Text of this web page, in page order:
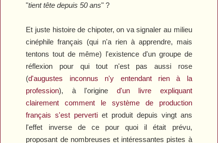
"tient tête depuis 50 ans" ?
Et juste histoire de chipoter, on va signaler au milieu
cinéphile français (qui n'a rien à apprendre, mais
tentons tout de même) l'existence d'un groupe de
réflexion pour qui tout n'est pas aussi rose
(d'augustes inconnus n'y entendant rien à la
profession), à l'origine d'un livre expliquant
clairement comment le système de production
français s'est perverti et produit depuis vingt ans
l'effet inverse de ce pour quoi il était prévu,
proposant de nombreuses et intéressantes pistes à